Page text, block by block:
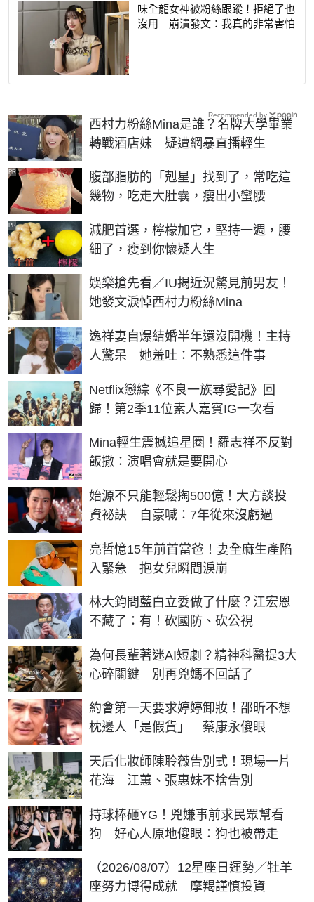
味全龍女神被粉絲跟蹤！拒絕了也
沒用 崩潰發文：我真的非常害怕
西村力粉絲Mina是誰？名牌大學畢業
轉戰酒店妹 疑遭網暴直播輕生
腹部脂肪的「剋星」找到了，常吃這
幾物，吃走大肚囊，瘦出小蠻腰
PR
減肥首選，檸檬加它，堅持一週，腰
細了，瘦到你懷疑人生
PR
娛樂搶先看／IU揭近況驚見前男友！
她發文淚悼西村力粉絲Mina
逸祥妻自爆結婚半年還沒開機！主持
人驚呆 她羞吐：不熟悉這件事
Netflix戀綜《不良一族尋愛記》回
歸！第2季11位素人嘉賓IG一次看
Mina輕生震撼追星圈！羅志祥不反對
飯撒：演唱會就是要開心
始源不只能輕鬆掏500億！大方談投
資祕訣 自豪喊：7年從來沒虧過
亮哲憶15年前首當爸！妻全麻生產陷
入緊急 抱女兒瞬間淚崩
林大鈞問藍白立委做了什麼？江宏恩
不藏了：有！砍國防、砍公視
為何長輩著迷AI短劇？精神科醫提3大
心碎關鍵 別再兇媽不回話了
約會第一天要求婷婷卸妝！邵昕不想
枕邊人「是假貨」 蔡康永傻眼
天后化妝師陳聆薇告別式！現場一片
花海 江蕙、張惠妹不捨告別
持球棒砸YG！兇嫌事前求民眾幫看
狗 好心人原地傻眼：狗也被帶走
（2026/08/07）12星座日運勢／牡羊
座努力博得成就 摩羯謹慎投資
Recommended by